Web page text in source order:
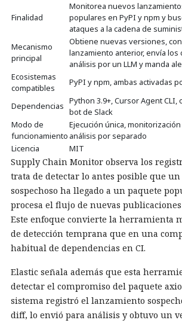
Finalidad
Monitorea nuevos
populares en PyPI y npm y
ataques a la cadena de
Mecanismo
principal
Obtiene nuevas versiones,
lanzamiento anterior, envía los
análisis por un LLM y manda
Ecosistemas
compatibles
PyPI y npm, ambas activadas
Dependencias Python 3.9+, Cursor Agent
bot de Slack
Modo de
funcionamiento
Ejecución única,
análisis por separado
Licencia
MIT
Supply Chain Monitor observa los
trata de detectar lo antes posible que
sospechoso ha llegado a un paquete
procesa el flujo de nuevas
Este enfoque convierte la herramienta
de detección temprana que en una
habitual de dependencias en CI.
Elastic señala además que esta
detectar el compromiso del paquete
sistema registró el lanzamiento
diff, lo envió para análisis y obtuvo un